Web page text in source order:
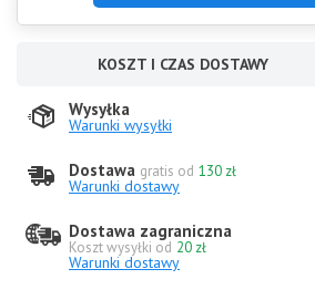
KOSZT I CZAS DOSTAWY
Wysyłka
Warunki wysyłki
Dostawa gratis od 130 zł
Warunki dostawy
Dostawa zagraniczna
Koszt wysyłki od 20 zł
Warunki dostawy